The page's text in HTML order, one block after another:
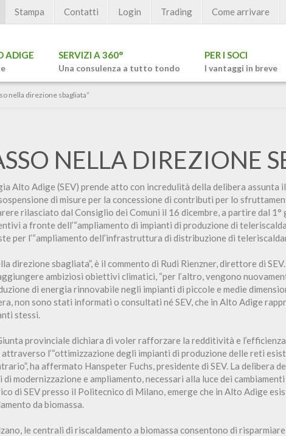
ADIGE SERVIZI A 360°
Una consulenza a tutto tondo
PER I SOCI
I vantaggi in breve
Stampa Contatti Login Trading Come arrivare
nella direzione sbagliata”
NELLA DIREZIONE
Alto Adige (SEV) prende atto con incredulità della delibera assunta
di misure per la concessione di contributi per lo
rilasciato dal Consiglio dei Comuni il 16 dicembre, a partire dal
a fronte dell’“ampliamento di impianti di produzione di
per l’“ampliamento dell’infrastruttura di distribuzione di
direzione sbagliata”, è il commento di Rudi Rienzner, direttore di
ambiziosi obiettivi climatici, “per l’altro, vengono
di energia rinnovabile negli impianti di piccole e medie
non sono stati informati o consultati né SEV, che in Alto Adige
stessi.
provinciale dichiara di voler rafforzare la redditività e
l’“ottimizzazione degli impianti di produzione delle reti
ha affermato Hanspeter Fuchs, presidente di SEV. La delibera
modernizzazione e ampliamento, necessari alla luce dei
di SEV presso il Politecnico di Milano, emerge che in Alto Adige
da biomassa.
le centrali di riscaldamento a biomassa consentono di